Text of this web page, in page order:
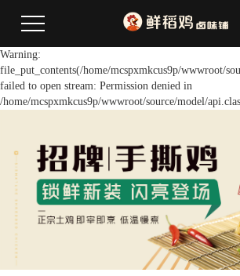
Warning:
file_put_contents(/home/mcspxmkcus9p/wwwroot/
failed to open stream: Permission denied in
/home/mcspxmkcus9p/wwwroot/source/model/